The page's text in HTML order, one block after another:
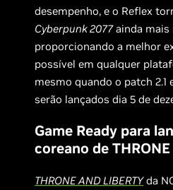
desempenho, e o Reflex
Cyberpunk 2077ainda mais
proporcionando a melhor
possível em qualquer
mesmo quando o patch 2.1
serão lançados dia 5 de
Game Ready para
coreano de
THRONE AND LIBERTYda